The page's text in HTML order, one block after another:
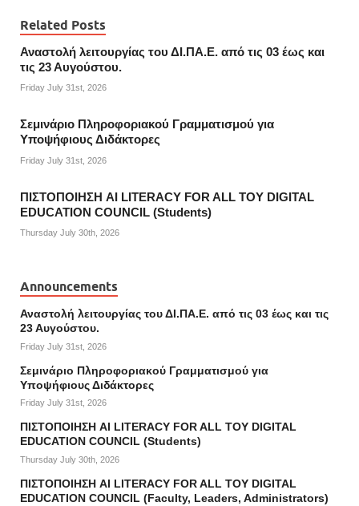
Related Posts
Αναστολή λειτουργίας του ΔΙ.ΠΑ.Ε. από τις 03 έως και
τις 23 Αυγούστου.
Friday July 31st, 2026
Σεμινάριο Πληροφοριακού Γραμματισμού για
Υποψήφιους Διδάκτορες
Friday July 31st, 2026
ΠΙΣΤΟΠΟΙΗΣΗ AI LITERACY FOR ALL ΤΟΥ DIGITAL
EDUCATION COUNCIL (Students)
Thursday July 30th, 2026
Announcements
Αναστολή λειτουργίας του ΔΙ.ΠΑ.Ε. από τις 03 έως και τις
23 Αυγούστου.
Friday July 31st, 2026
Σεμινάριο Πληροφοριακού Γραμματισμού για
Υποψήφιους Διδάκτορες
Friday July 31st, 2026
ΠΙΣΤΟΠΟΙΗΣΗ AI LITERACY FOR ALL ΤΟΥ DIGITAL
EDUCATION COUNCIL (Students)
Thursday July 30th, 2026
ΠΙΣΤΟΠΟΙΗΣΗ AI LITERACY FOR ALL ΤΟΥ DIGITAL
EDUCATION COUNCIL (Faculty, Leaders, Administrators)